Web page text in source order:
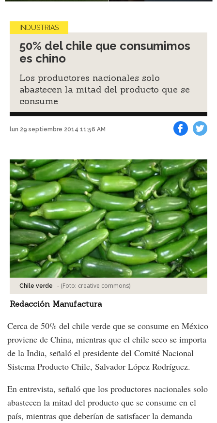
INDUSTRIAS
50% del chile que consumimos
es chino
Los productores nacionales solo
abastecen la mitad del producto que se
consume
lun 29 septiembre 2014 11:56 AM
Chile verde - (Foto: creative commons)
Redacción Manufactura
Cerca de 50% del chile verde que se consume en México
proviene de China, mientras que el chile seco se importa
de la India, señaló el presidente del Comité Nacional
Sistema Producto Chile, Salvador López Rodríguez.
En entrevista, señaló que los productores nacionales solo
abastecen la mitad del producto que se consume en el
país, mientras que deberían de satisfacer la demanda